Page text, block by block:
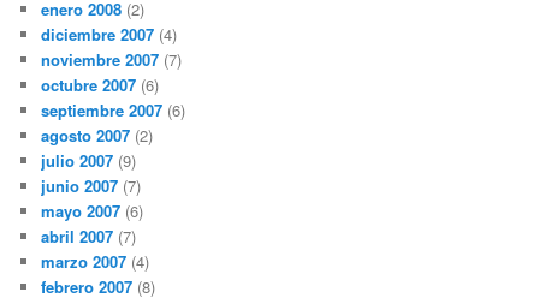
enero 2008 (2)
diciembre 2007 (4)
noviembre 2007 (7)
octubre 2007 (6)
septiembre 2007 (6)
agosto 2007 (2)
julio 2007 (9)
junio 2007 (7)
mayo 2007 (6)
abril 2007 (7)
marzo 2007 (4)
febrero 2007 (8)